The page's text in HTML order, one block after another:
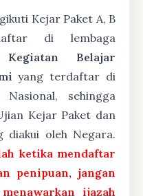
Kejar Paket A, B
di lembaga
Kegiatan Belajar
yang terdaftar di
Nasional, sehingga
Kejar Paket dan
diakui oleh Negara.
ketika mendaftar
penipuan, jangan
ijazah